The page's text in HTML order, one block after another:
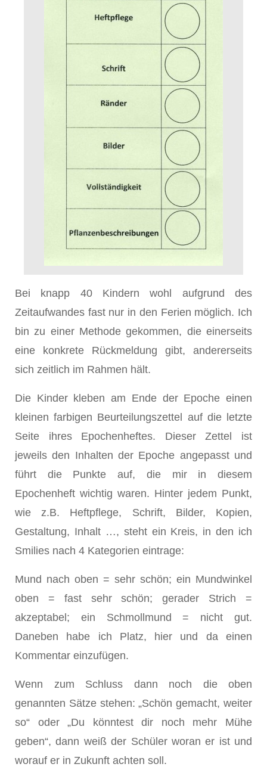
Bei knapp 40 Kindern wohl aufgrund des
Zeitaufwandes fast nur in den Ferien möglich. Ich
bin zu einer Methode gekommen, die einerseits
eine konkrete Rückmeldung gibt, andererseits
sich zeitlich im Rahmen hält.
Die Kinder kleben am Ende der Epoche einen
kleinen farbigen Beurteilungszettel auf die letzte
Seite ihres Epochenheftes. Dieser Zettel ist
jeweils den Inhalten der Epoche angepasst und
führt die Punkte auf, die mir in diesem
Epochenheft wichtig waren. Hinter jedem Punkt,
wie z.B. Heftpflege, Schrift, Bilder, Kopien,
Gestaltung, Inhalt …, steht ein Kreis, in den ich
Smilies nach 4 Kategorien eintrage:
Mund nach oben = sehr schön; ein Mundwinkel
oben = fast sehr schön; gerader Strich =
akzeptabel; ein Schmollmund = nicht gut.
Daneben habe ich Platz, hier und da einen
Kommentar einzufügen.
Wenn zum Schluss dann noch die oben
genannten Sätze stehen: „Schön gemacht, weiter
so“ oder „Du könntest dir noch mehr Mühe
geben“, dann weiß der Schüler woran er ist und
worauf er in Zukunft achten soll.